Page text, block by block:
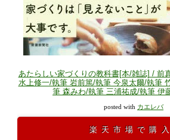
あたらしい家づくりの教科書[本/雑誌] / 前
水上修一/執筆 岩前篤/執筆 今泉太爾/執筆
筆 森みわ/執筆 三浦祐成/執筆 伊
posted with カエレバ
楽天市場で購入